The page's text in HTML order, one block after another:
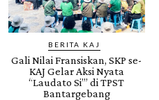
BERITA KAJ
Gali Nilai Fransiskan, SKP se-
KAJ Gelar Aksi Nyata
“Laudato Si’” di TPST
Bantargebang